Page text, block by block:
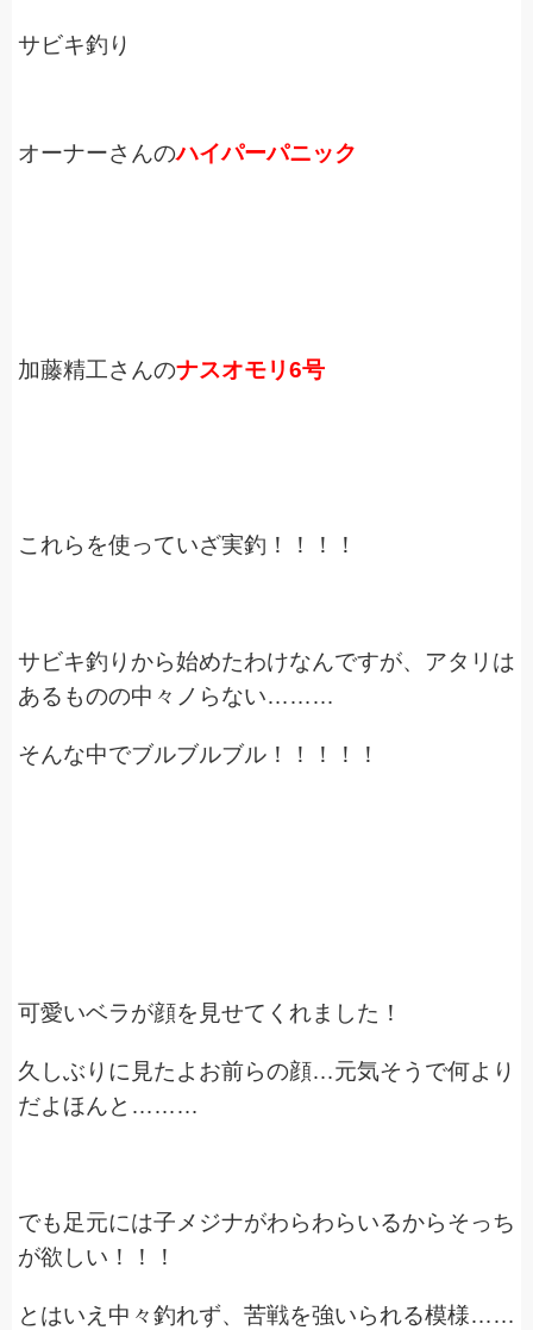
サビキ釣り
オーナーさんのハイパーパニック
加藤精工さんのナスオモリ6号
これらを使っていざ実釣！！！！
サビキ釣りから始めたわけなんですが、アタリは
あるものの中々ノらない………
そんな中でブルブルブル！！！！！
可愛いベラが顔を見せてくれました！
久しぶりに見たよお前らの顔…元気そうで何より
だよほんと………
でも足元には子メジナがわらわらいるからそっち
が欲しい！！！
とはいえ中々釣れず、苦戦を強いられる模様……